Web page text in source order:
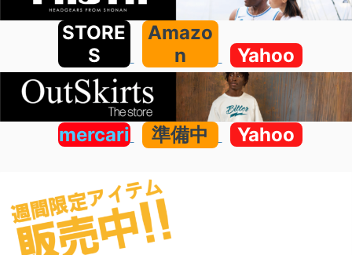
STORE
S
Amazo
n
Yahoo
mercari 準備中 Yahoo